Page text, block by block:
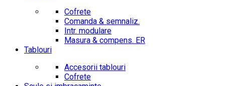
Cofrete
Comanda & semnaliz.
Intr. modulare
Masura & compens. ER
Tablouri
Accesorii tablouri
Cofrete